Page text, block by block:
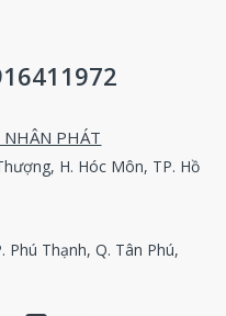
1613900100
GA11 / GA15 / GA18 /
copco 1612386900
PHÁT
H. Hóc Môn, TP. Hồ
Phú Thạnh, Q. Tân Phú,